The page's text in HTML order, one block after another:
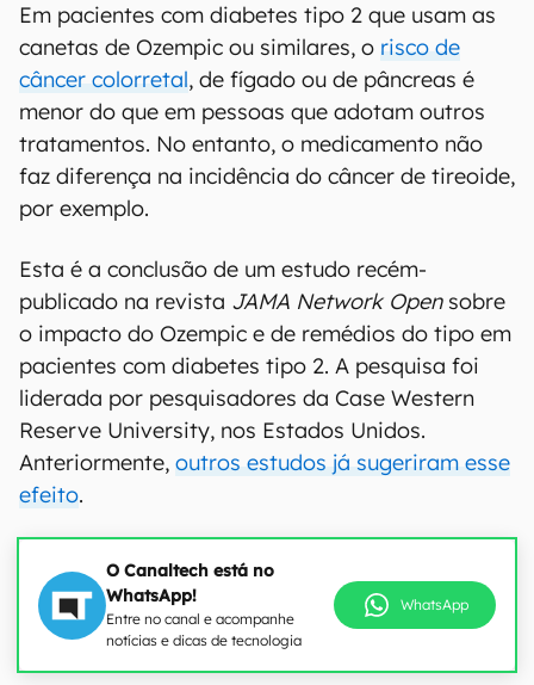
Em pacientes com diabetes tipo 2 que usam as
canetas de Ozempic ou similares, o risco de
câncer colorretal, de fígado ou de pâncreas é
menor do que em pessoas que adotam outros
tratamentos. No entanto, o medicamento não
faz diferença na incidência do câncer de tireoide,
por exemplo.
Esta é a conclusão de um estudo recém-
publicado na revista JAMA Network Opensobre
o impacto do Ozempic e de remédios do tipo em
pacientes com diabetes tipo 2. A pesquisa foi
liderada por pesquisadores da Case Western
Reserve University, nos Estados Unidos.
Anteriormente, outros estudos já sugeriram esse
efeito.
O Canaltech está no
WhatsApp!
Entre no canal e acompanhe
notícias e dicas de tecnologia
WhatsApp